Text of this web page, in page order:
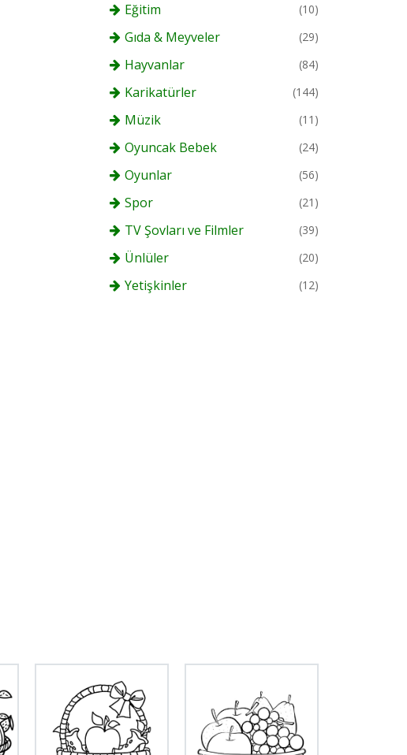
Eğitim (10)
Gıda & Meyveler (29)
Hayvanlar (84)
Karikatürler (144)
Müzik (11)
Oyuncak Bebek (24)
Oyunlar (56)
Spor (21)
TV Şovları ve Filmler (39)
Ünlüler (20)
Yetişkinler (12)